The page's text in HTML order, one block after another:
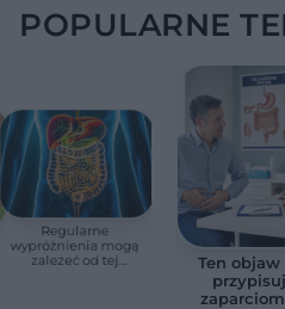
POPULARNE
Regularne
wypróżnienia mogą
zależeć od tej
Ten objaw